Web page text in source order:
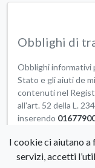
Obblighi di
Obblighi informativi
Stato e gli aiuti de
contenuti nel
all'art. 52 della L.
inserendo
I cookie ci aiutano
servizi, accetti